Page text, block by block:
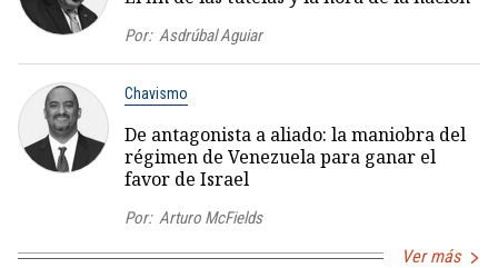
Por: Asdrúbal Aguiar
Chavismo
De antagonista a aliado: la maniobra del
régimen de Venezuela para ganar el
favor de Israel
Por: Arturo McFields
Ver más